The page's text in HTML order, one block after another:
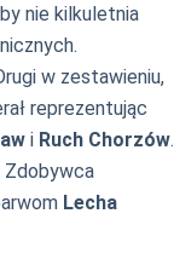
nie kilkuletnia
w zestawieniu,
reprezentując
i Ruch Chorzów.
Zdobywca
Lecha